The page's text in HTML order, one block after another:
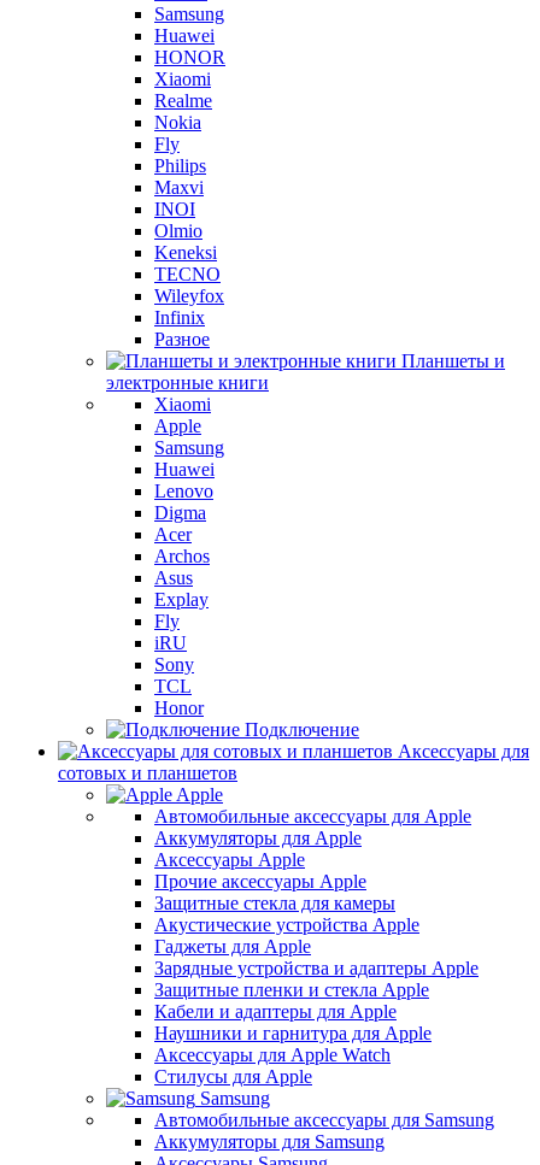
Samsung
Huawei
HONOR
Xiaomi
Realme
Nokia
Fly
Philips
Maxvi
INOI
Olmio
Keneksi
TECNO
Wileyfox
Infinix
Разное
Планшеты и
электронные книги
Xiaomi
Apple
Samsung
Huawei
Lenovo
Digma
Acer
Archos
Asus
Explay
Fly
iRU
Sony
TCL
Honor
Подключение
Аксессуары для
сотовых и планшетов
Apple
Автомобильные аксессуары для Apple
Аккумуляторы для Apple
Аксессуары Apple
Прочие аксессуары Apple
Защитные стекла для камеры
Акустические устройства Apple
Гаджеты для Apple
Зарядные устройства и адаптеры Apple
Защитные пленки и стекла Apple
Кабели и адаптеры для Apple
Наушники и гарнитура для Apple
Аксессуары для Apple Watch
Стилусы для Apple
Samsung
Автомобильные аксессуары для Samsung
Аккумуляторы для Samsung